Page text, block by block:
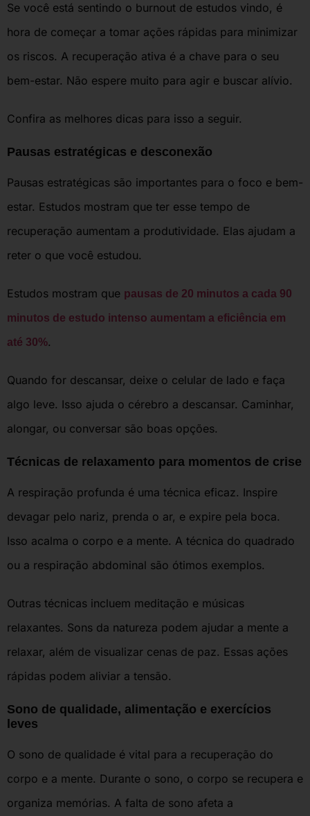
Se você está sentindo o burnout de estudos vindo, é
hora de começar a tomar ações rápidas para minimizar
os riscos. A recuperação ativa é a chave para o seu
bem-estar. Não espere muito para agir e buscar alívio.
Confira as melhores dicas para isso a seguir.
Pausas estratégicas e desconexão
Pausas estratégicas são importantes para o foco e bem-
estar. Estudos mostram que ter esse tempo de
recuperação aumentam a produtividade. Elas ajudam a
reter o que você estudou.
Estudos mostram que pausas de 20 minutos a cada 90
minutos de estudo intenso aumentam a eficiência em
até 30%.
Quando for descansar, deixe o celular de lado e faça
algo leve. Isso ajuda o cérebro a descansar. Caminhar,
alongar, ou conversar são boas opções.
Técnicas de relaxamento para momentos de crise
A respiração profunda é uma técnica eficaz. Inspire
devagar pelo nariz, prenda o ar, e expire pela boca.
Isso acalma o corpo e a mente. A técnica do quadrado
ou a respiração abdominal são ótimos exemplos.
Outras técnicas incluem meditação e músicas
relaxantes. Sons da natureza podem ajudar a mente a
relaxar, além de visualizar cenas de paz. Essas ações
rápidas podem aliviar a tensão.
Sono de qualidade, alimentação e exercícios
leves
O sono de qualidade é vital para a recuperação do
corpo e a mente. Durante o sono, o corpo se recupera e
organiza memórias. A falta de sono afeta a